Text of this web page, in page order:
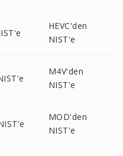
HEVC'den
NIST'e
M4V'den
NIST'e
MOD'den
NIST'e